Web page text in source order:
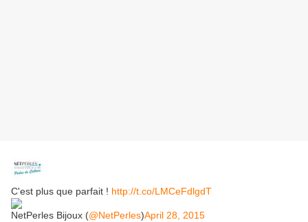
C'est plus que parfait ! http://t.co/LMCeFdlgdT
NetPerles Bijoux (@NetPerles)April 28, 2015